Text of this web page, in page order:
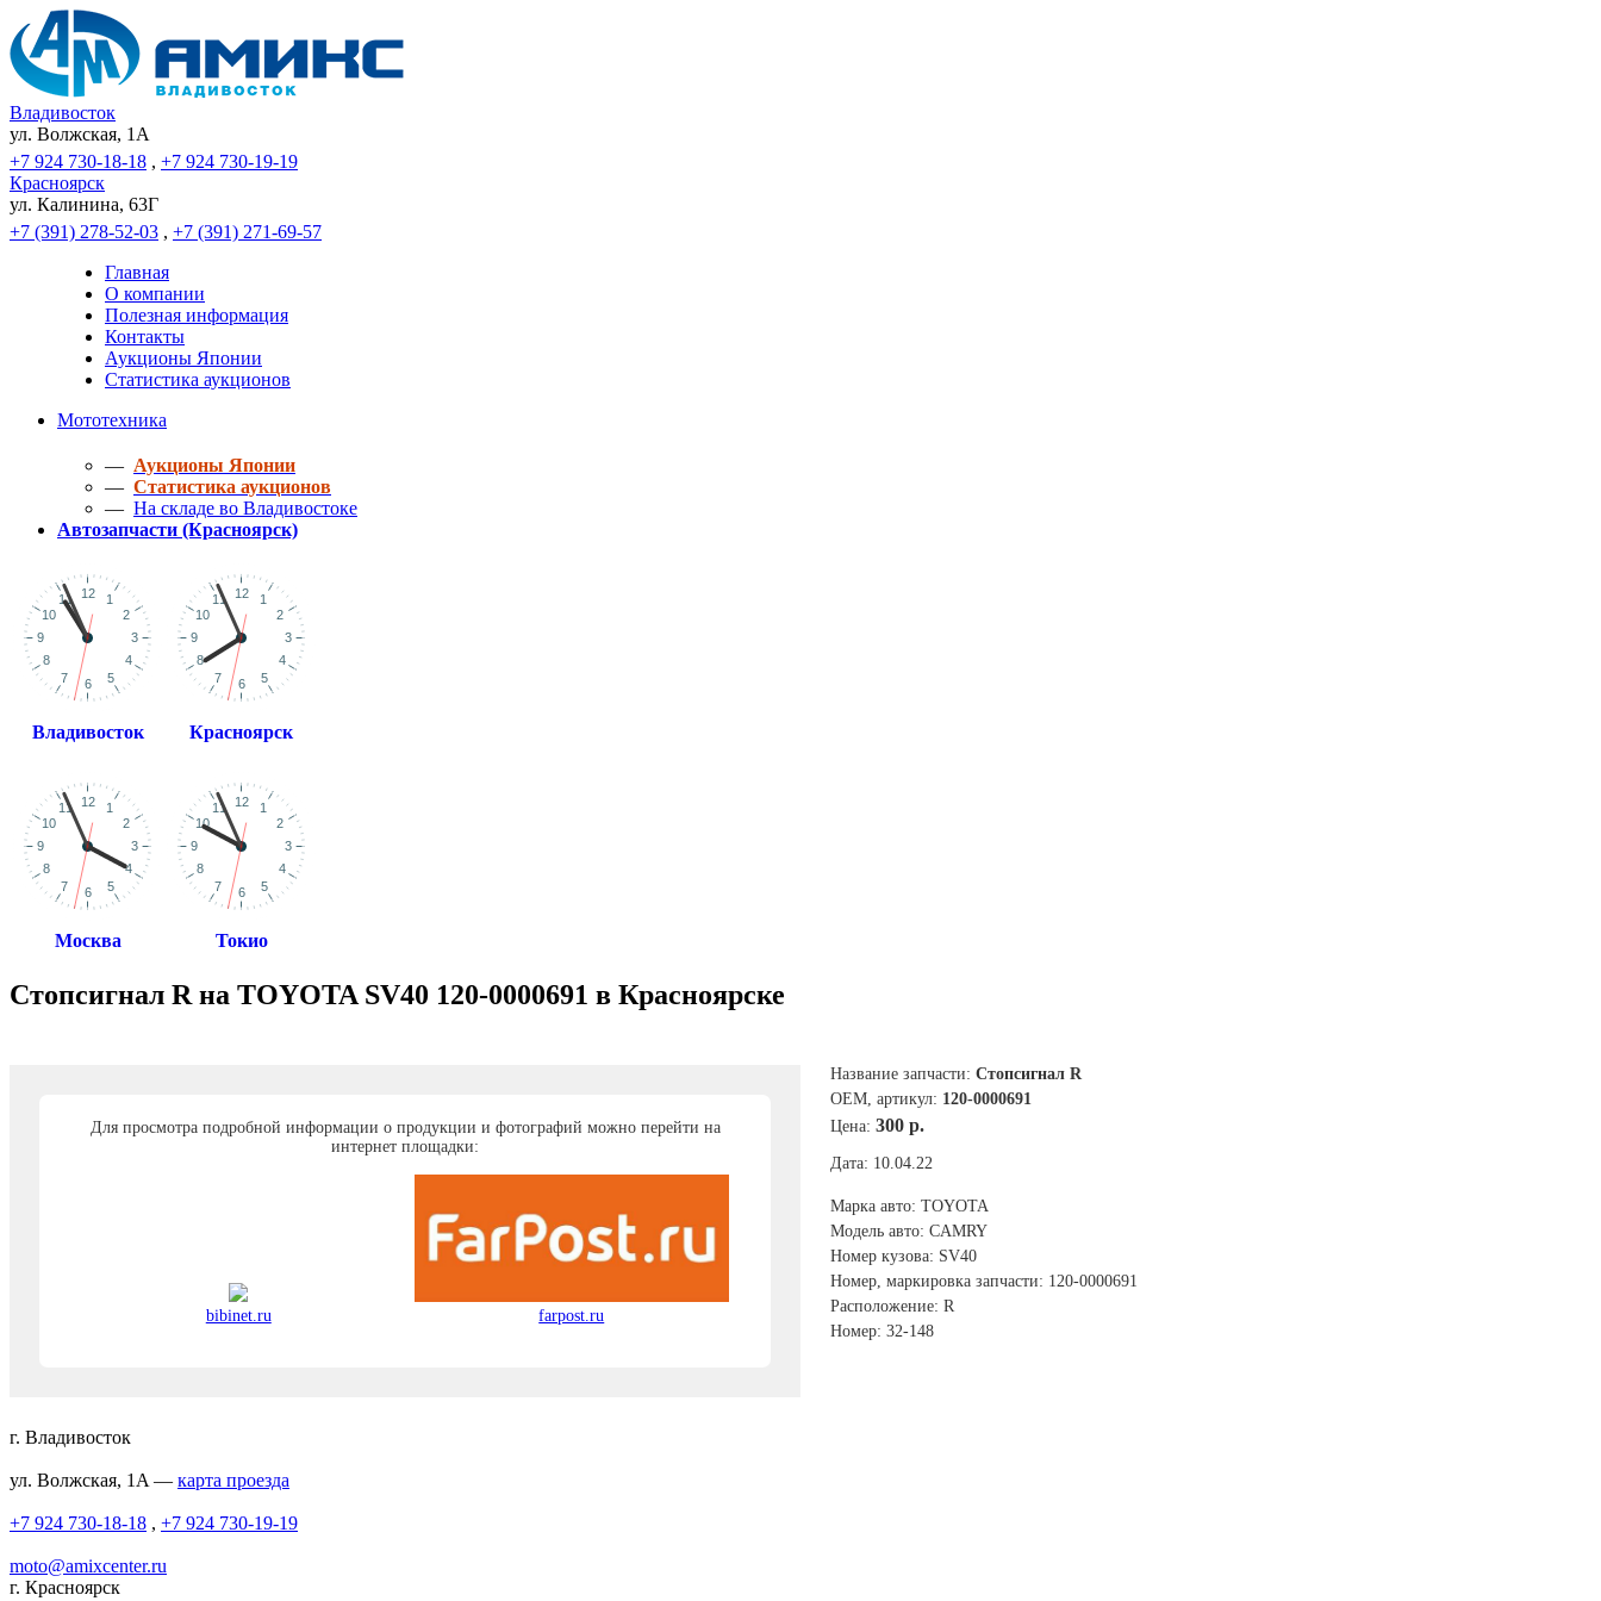
Владивосток
ул. Волжская, 1A
+7 924 730-18-18 , +7 924 730-19-19
Красноярск
ул. Калинина, 63Г
+7 (391) 278-52-03 , +7 (391) 271-69-57
Главная
О компании
Полезная информация
Контакты
Аукционы Японии
Статистика аукционов
Мототехника
— Аукционы Японии
— Статистика аукционов
— На складе во Владивостоке
Автозапчасти (Красноярск)
Владивосток Красноярск
Москва Токио
Стопсигнал R на TOYOTA SV40 120-0000691 в Красноярске
Для просмотра подробной информации о продукции и фотографий можно перейти на
интернет площадки:
bibinet.ru farpost.ru
Название запчасти: Стопсигнал R
ОЕМ, артикул: 120-0000691
Цена: 300 р.
Дата: 10.04.22
Марка авто: TOYOTA
Модель авто: CAMRY
Номер кузова: SV40
Номер, маркировка запчасти: 120-0000691
Расположение: R
Номер: 32-148
г. Владивосток
ул. Волжская, 1A — карта проезда
+7 924 730-18-18 , +7 924 730-19-19
moto@amixcenter.ru
г. Красноярск